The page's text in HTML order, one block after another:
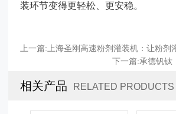
装环节变得更轻松、更安稳。
上一篇:上海圣刚高速粉剂灌装机：让粉剂
下一篇:承德钒钛
相关产品 RELATED PRODUCTS